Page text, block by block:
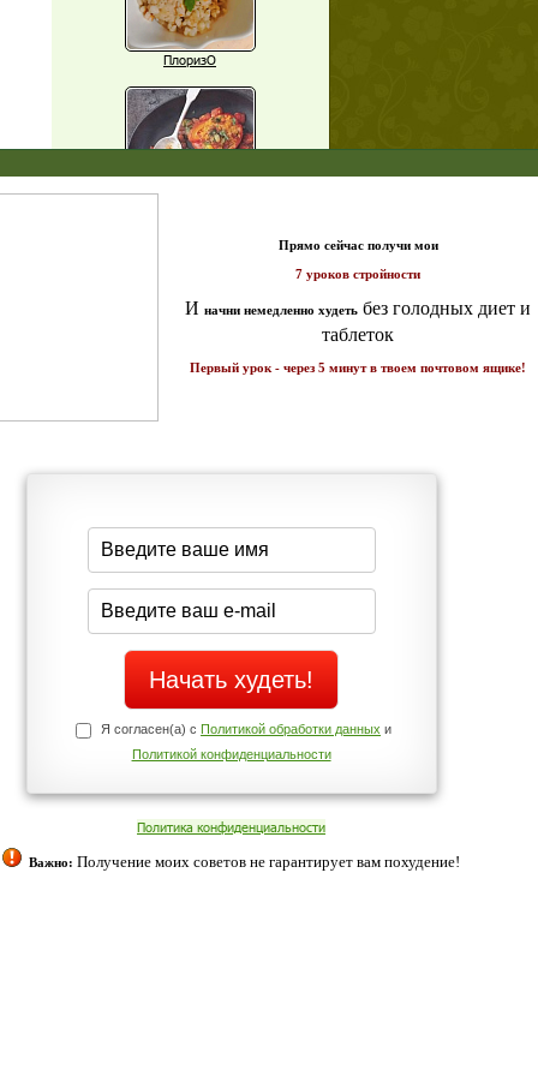
ПлоризО
Еще рецепты
середине дня?
Нет
Телефоны службы поддержки
+7 (909) 421-77-27
cookies. Оставаясь с нами, вы соглашаетесь с нашей
Согласен